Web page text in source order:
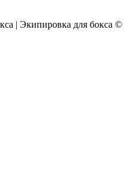
| Экипировка для бокса ©